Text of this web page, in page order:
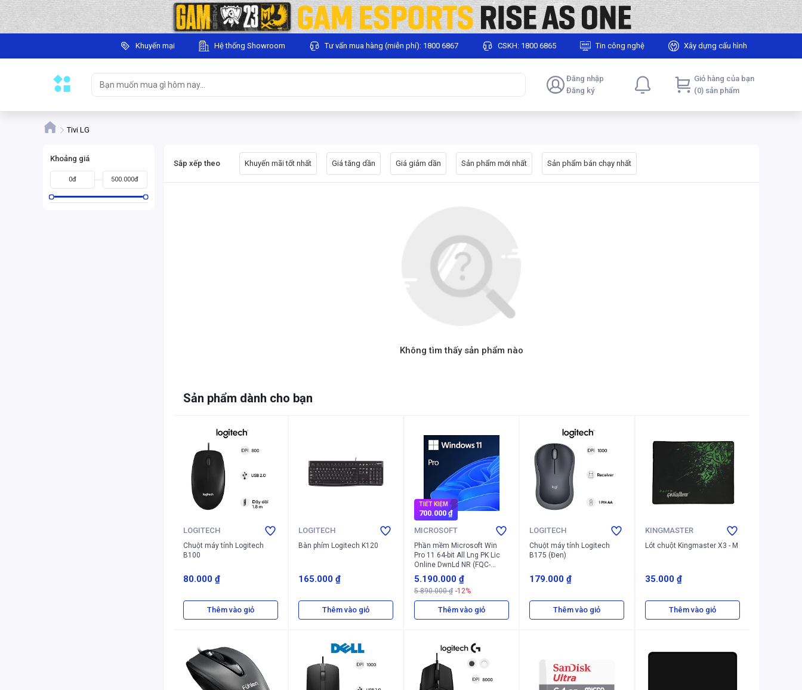
Khuyến mại Hệ thống Showroom Tư vấn mua hàng (miễn phí): 1800 6867 CSKH: 1800 6865 Tin công nghệ Xây dựng cấu hình
Đăng nhập
Đăng ký
Giỏ hàng của bạn
(0) sản phẩm
Tivi LG
Khoảng giá
0đ 500.000đ
Sắp xếp theo Khuyến mãi tốt nhất Giá tăng dần Giá giảm dần Sản phẩm mới nhất Sản phẩm bán chạy nhất
Không tìm thấy sản phẩm nào
Sản phẩm dành cho bạn
LOGITECH
Chuột máy tính Logitech
B100
80.000 ₫
Thêm vào giỏ
LOGITECH
Bàn phím Logitech K120
165.000 ₫
Thêm vào giỏ
TIẾT KIỆM
700.000 ₫
MICROSOFT
Phần mềm Microsoft Win
Pro 11 64-bit All Lng PK Lic
Online DwnLd NR (FQC-
10572)
5.190.000 ₫
5.890.000 ₫ -12%
Thêm vào giỏ
LOGITECH
Chuột máy tính Logitech
B175 (Đen)
179.000 ₫
Thêm vào giỏ
KINGMASTER
Lót chuột Kingmaster X3 - M
35.000 ₫
Thêm vào giỏ